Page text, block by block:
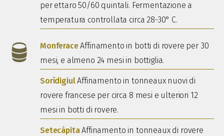
per ettaro 50/60 quintali. Fermentazione a
temperatura controllata circa 28-30° C.
MonferaceAffinamento in botti di rovere per 30
mesi, e almeno 24 mesi in bottiglia.
SorìdigiulAffinamento in tonneaux nuovi di
rovere francese per circa 8 mesi e ulteriori 12
mesi in botti di rovere.
SetecàpitaAffinamento in tonneaux di rovere